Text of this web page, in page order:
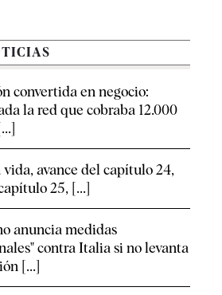
convertida en negocio:
la red que cobraba 12.000
vida, avance del capítulo 24,
25, [...]
anuncia medidas
contra Italia si no levanta
[...]